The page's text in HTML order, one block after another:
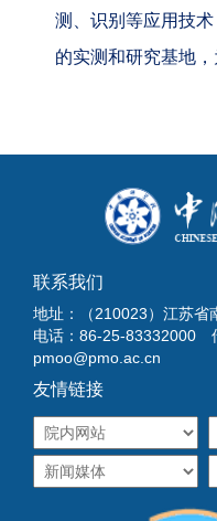
测、识别等应用技
的实测和研究基地，
联系我们
地址：（210023）江苏省
电话：86-25-83332000
pmoo@pmo.ac.cn
友情链接